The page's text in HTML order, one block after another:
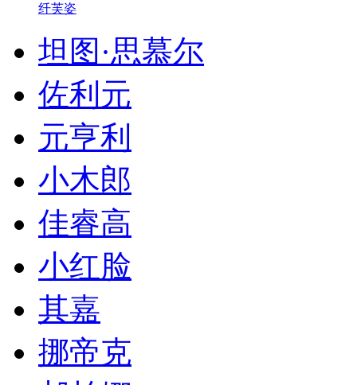
纤芙姿
坦图·思慕尔
佐利元
元亨利
小木郎
佳睿高
小红脸
其嘉
挪帝克